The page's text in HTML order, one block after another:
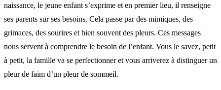
naissance, le jeune enfant s’exprime et en premier lieu, il renseigne
ses parents sur ses besoins. Cela passe par des mimiques, des
grimaces, des sourires et bien souvent des pleurs. Ces messages
nous servent à comprendre le besoin de l’enfant. Vous le savez, petit
à petit, la famille va se perfectionner et vous arriverez à distinguer un
pleur de faim d’un pleur de sommeil.